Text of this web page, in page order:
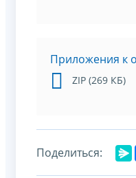
Приложения к
ZIP (269 КБ)
Поделиться: